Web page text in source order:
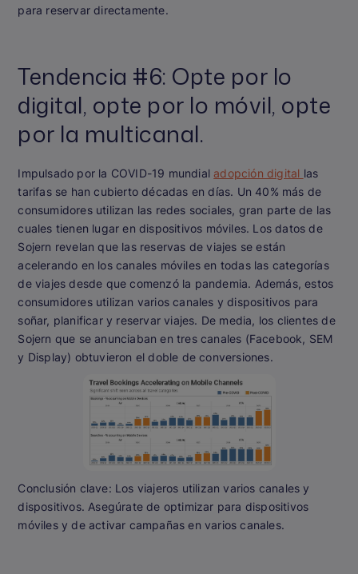
para reservar directamente.
Tendencia #6: Opte por lo
digital, opte por lo móvil, opte
por la multicanal.
Impulsado por la COVID-19 mundial adopción digital las
tarifas se han cubierto décadas en días. Un 40% más de
consumidores utilizan las redes sociales, gran parte de las
cuales tienen lugar en dispositivos móviles. Los datos de
Sojern revelan que las reservas de viajes se están
acelerando en los canales móviles en todas las categorías
de viajes desde que comenzó la pandemia. Además, estos
consumidores utilizan varios canales y dispositivos para
soñar, planificar y reservar viajes. De media, los clientes de
Sojern que se anunciaban en tres canales (Facebook, SEM
y Display) obtuvieron el doble de conversiones.
Conclusión clave: Los viajeros utilizan varios canales y
dispositivos. Asegúrate de optimizar para dispositivos
móviles y de activar campañas en varios canales.